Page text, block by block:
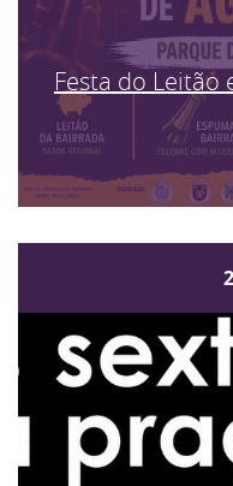
Festa do Leitão